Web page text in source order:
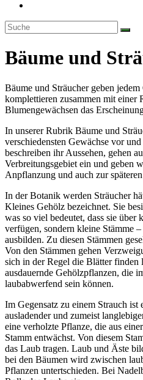
Bäume und
Bäume und Sträucher geben
komplettieren zusammen mit einer
Blumengewächsen das
In unserer Rubrik Bäume und
verschiedensten Gewächse vor
beschreiben ihr Aussehen, gehen
Verbreitungsgebiet ein und geben
Anpflanzung und auch zur
In der Botanik werden Sträucher
Kleines Gehölz bezeichnet. Sie
was so viel bedeutet, dass sie über
verfügen, sondern kleine Stämme
ausbilden. Zu diesen Stämmen
Von den Stämmen gehen
sich in der Regel die Blätter finden
ausdauernde Gehölzpflanzen, die
laubabwerfend sein können.
Im Gegensatz zu einem Strauch ist
ausladender und zumeist
eine verholzte Pflanze, die aus
Stamm entwächst. Von diesem
das Laub tragen. Laub und Äste
bei den Bäumen wird zwischen
Pflanzen untertschieden. Bei